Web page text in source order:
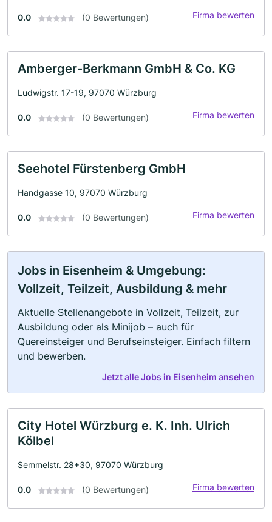
0.0 (0 Bewertungen) Firma bewerten
Amberger-Berkmann GmbH & Co. KG
Ludwigstr. 17-19, 97070 Würzburg
0.0 (0 Bewertungen) Firma bewerten
Seehotel Fürstenberg GmbH
Handgasse 10, 97070 Würzburg
0.0 (0 Bewertungen) Firma bewerten
Jobs in Eisenheim & Umgebung:
Vollzeit, Teilzeit, Ausbildung & mehr
Aktuelle Stellenangebote in Vollzeit, Teilzeit, zur
Ausbildung oder als Minijob – auch für
Quereinsteiger und Berufseinsteiger. Einfach filtern
und bewerben.
Jetzt alle Jobs in Eisenheim ansehen
City Hotel Würzburg e. K. Inh. Ulrich
Kölbel
Semmelstr. 28+30, 97070 Würzburg
0.0 (0 Bewertungen) Firma bewerten